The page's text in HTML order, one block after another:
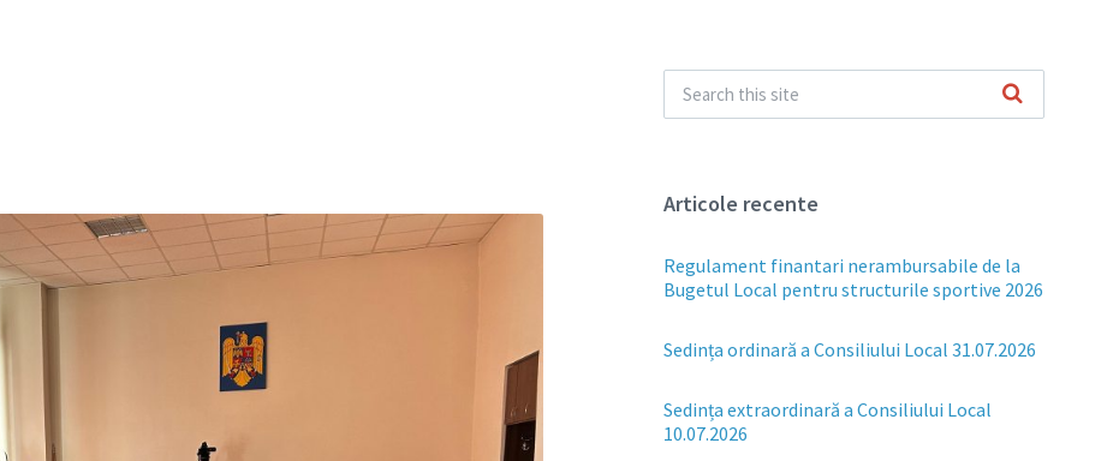
Articole recente
Regulament finantari nerambursabile de la
Bugetul Local pentru structurile sportive 2026
Sedința ordinară a Consiliului Local 31.07.2026
Sedința extraordinară a Consiliului Local
10.07.2026